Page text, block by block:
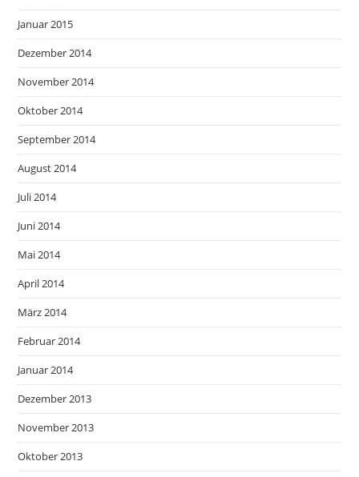
Januar 2015
Dezember 2014
November 2014
Oktober 2014
September 2014
August 2014
Juli 2014
Juni 2014
Mai 2014
April 2014
März 2014
Februar 2014
Januar 2014
Dezember 2013
November 2013
Oktober 2013